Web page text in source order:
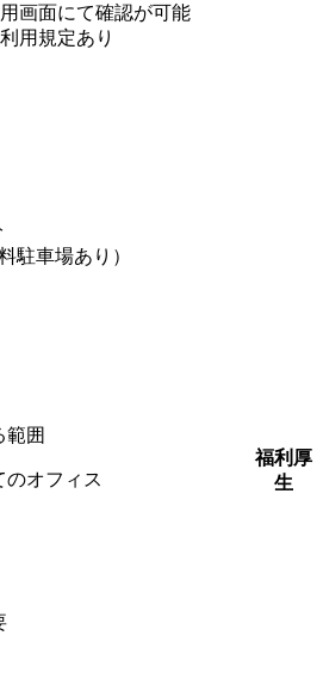
画面にて確認が可能
用規定あり
駐車場あり）
範囲
のオフィス
福利厚
生